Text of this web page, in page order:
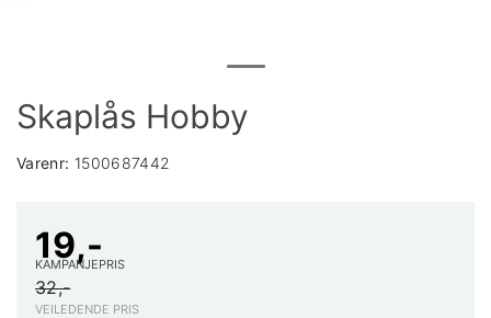
Skaplås Hobby
Varenr: 1500687442
19,-
KAMPANJEPRIS
32,-
VEILEDENDE PRIS